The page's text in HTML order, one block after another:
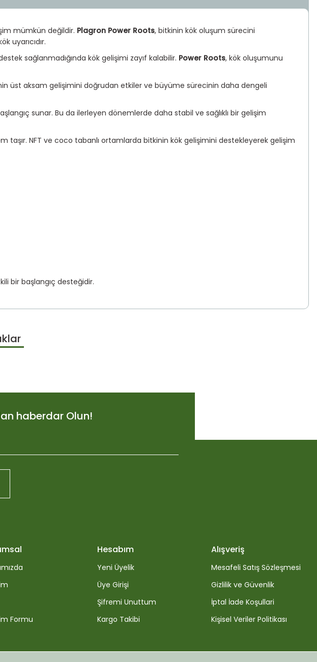
mümkün değildir. Plagron Power Roots, bitkinin kök oluşum sürecini
uyarıcıdır.
sağlanmadığında kök gelişimi zayıf kalabilir. Power Roots, kök oluşumunu
üst aksam gelişimini doğrudan etkiler ve büyüme sürecinin daha dengeli
sunar. Bu da ilerleyen dönemlerde daha stabil ve sağlıklı bir gelişim
NFT ve coco tabanlı ortamlarda bitkinin kök gelişimini destekleyerek gelişim
bir başlangıç desteğidir.
yapın!
633,74
haberdar Olun!
Formu
Hesabım
Yeni Üyelik
Üye Girişi
Şifremi Unuttum
Kargo Takibi
Alışveriş
Mesafeli Satış Sözleşmesi
Gizlilik ve Güvenlik
İptal İade Koşullari
Kişisel Veriler Politikası